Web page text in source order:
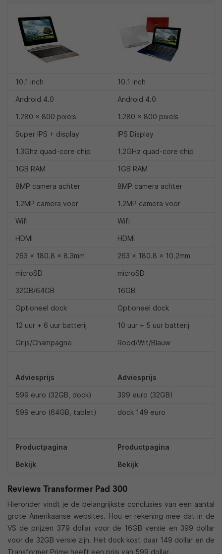
10.1 inch 10.1 inch
Android 4.0 Android 4.0
1.280 x 800 pixels 1.280 x 800 pixels
Super IPS + display IPS Display
1.3Ghz quad-core chip 1.2GHz quad-core chip
1GB RAM 1GB RAM
8MP camera achter 8MP camera achter
1.2MP camera voor 1.2MP camera voor
Wifi Wifi
HDMI HDMI
263 x 180.8 x 8.3mm 263 x 180.8 x 10.2mm
microSD microSD
32GB/64GB 16GB
Optioneel dock Optioneel dock
12 uur + 6 uur batterij 10 uur + 5 uur batterij
Grijs/Champagne Rood/Wit/Blauw
Adviesprijs Adviesprijs
599 euro (32GB, dock) 399 euro (32GB)
599 euro (64GB, tablet) dock 149 euro
Productpagina Productpagina
Bekijk Bekijk
Reviews Transformer Pad 300
Hieronder vindt je de belangrijkste conclusies van een aantal
grote Amerikaanse websites. Hou er rekening mee dat in de
VS de prijzen 379 dollar voor de 16GB versie en 399 dollar
voor de 32GB versie zijn. Het dock kost daar 149 dollar en de
Transformer Prime heeft een prijs van 599 dollar.